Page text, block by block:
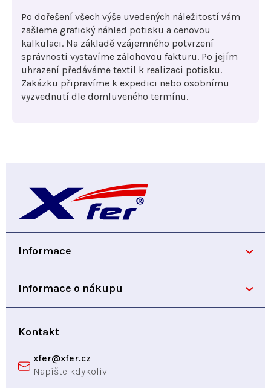
Po dořešení všech výše uvedených náležitostí vám
zašleme grafický náhled potisku a cenovou
kalkulaci. Na základě vzájemného potvrzení
správnosti vystavíme zálohovou fakturu. Po jejím
uhrazení předáváme textil k realizaci potisku.
Zakázku připravíme k expedici nebo osobnímu
vyzvednutí dle domluveného termínu.
p
Informace
Informace o nákupu
Kontakt
xfer@xfer.cz